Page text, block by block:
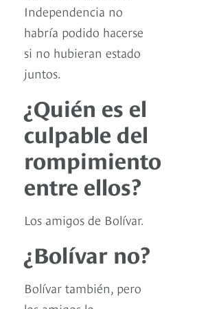
Independencia no
habría podido hacerse
si no hubieran estado
juntos.
¿Quién es el
culpable del
rompimiento
entre ellos?
Los amigos de Bolívar.
¿Bolívar no?
Bolívar también, pero